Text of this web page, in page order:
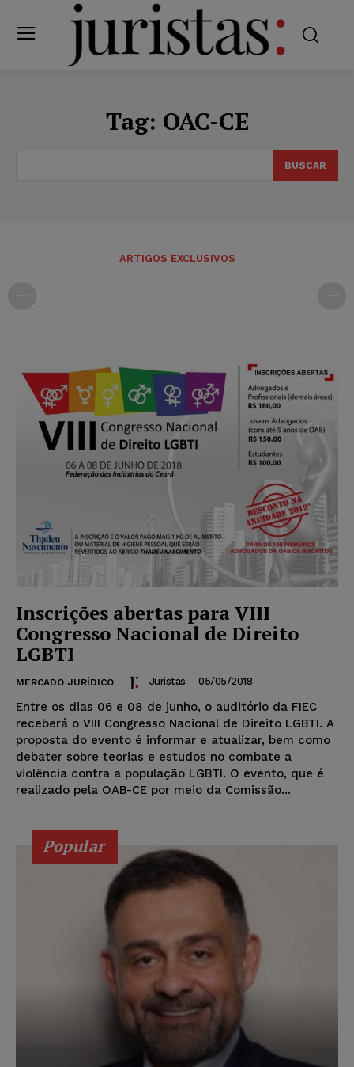
Tag: OAC-CE
BUSCAR
ARTIGOS EXCLUSIVOS
Inscrições abertas para VIII
Congresso Nacional de Direito
LGBTI
MERCADO JURÍDICO Juristas - 05/05/2018
Entre os dias 06 e 08 de junho, o auditório da FIEC
receberá o VIII Congresso Nacional de Direito LGBTI. A
proposta do evento é informar e atualizar, bem como
debater sobre teorias e estudos no combate a
violência contra a população LGBTI. O evento, que é
realizado pela OAB-CE por meio da Comissão...
Popular